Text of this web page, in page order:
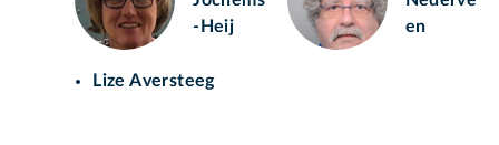
-Heij
en
Lize Aversteeg